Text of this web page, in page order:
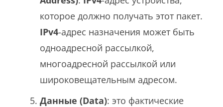
которое должно получать этот пакет.
IPv4-адрес назначения может быть
одноадресной рассылкой,
многоадресной рассылкой или
широковещательным адресом.
Данные (Data): это фактические